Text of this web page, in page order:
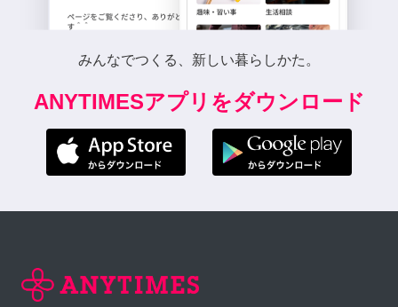
みんなでつくる、新しい暮らしかた。
ANYTIMESアプリをダウンロード